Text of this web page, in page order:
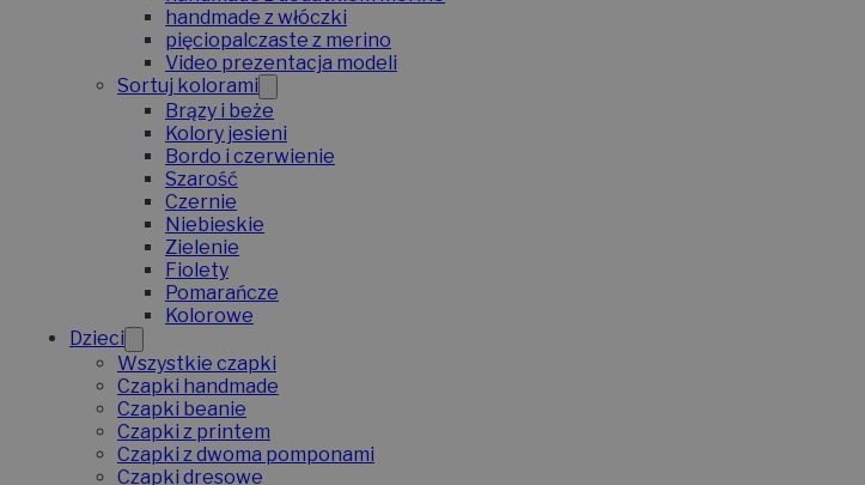
handmade z włóczki
pięciopalczaste z merino
Video prezentacja modeli
Sortuj kolorami
Brązy i beże
Kolory jesieni
Bordo i czerwienie
Szarość
Czernie
Niebieskie
Zielenie
Fiolety
Pomarańcze
Kolorowe
Dzieci
Wszystkie czapki
Czapki handmade
Czapki beanie
Czapki z printem
Czapki z dwoma pomponami
Czapki dresowe